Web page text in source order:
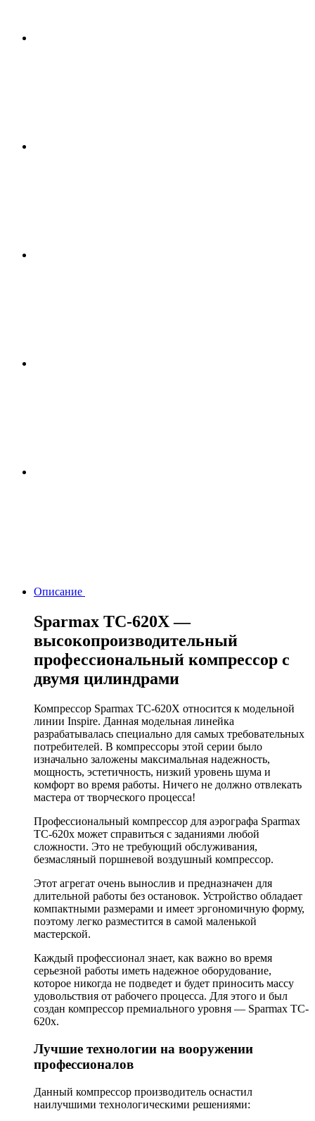
Описание
Sparmax TC-620X —
высокопроизводительный
профессиональный компрессор с
двумя цилиндрами
Компрессор Sparmax TC-620X относится к модельной
линии Inspire. Данная модельная линейка
разрабатывалась специально для самых требовательных
потребителей. В компрессоры этой серии было
изначально заложены максимальная надежность,
мощность, эстетичность, низкий уровень шума и
комфорт во время работы. Ничего не должно отвлекать
мастера от творческого процесса!
Профессиональный компрессор для аэрографа Sparmax
TC-620x может справиться с заданиями любой
сложности. Это не требующий обслуживания,
безмасляный поршневой воздушный компрессор.
Этот агрегат очень вынослив и предназначен для
длительной работы без остановок. Устройство обладает
компактными размерами и имеет эргономичную форму,
поэтому легко разместится в самой маленькой
мастерской.
Каждый профессионал знает, как важно во время
серьезной работы иметь надежное оборудование,
которое никогда не подведет и будет приносить массу
удовольствия от рабочего процесса. Для этого и был
создан компрессор премиального уровня — Sparmax TC-
620x.
Лучшие технологии на вооружении
профессионалов
Данный компрессор производитель оснастил
наилучшими технологическими решениями: